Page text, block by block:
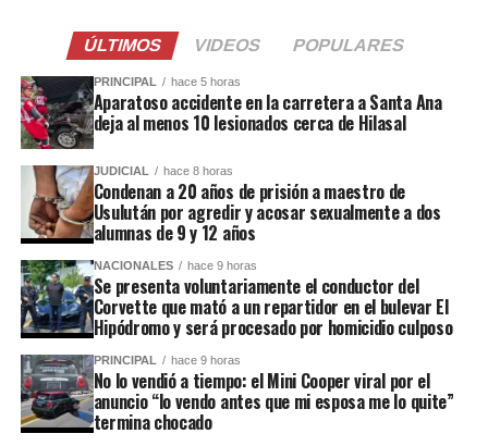
ÚLTIMOS VIDEOS POPULARES
PRINCIPAL hace 5 horas
Aparatoso accidente en la carretera a Santa Ana
deja al menos 10 lesionados cerca de Hilasal
JUDICIAL hace 8 horas
Condenan a 20 años de prisión a maestro de
Usulután por agredir y acosar sexualmente a dos
alumnas de 9 y 12 años
NACIONALES hace 9 horas
Se presenta voluntariamente el conductor del
Corvette que mató a un repartidor en el bulevar El
Hipódromo y será procesado por homicidio culposo
PRINCIPAL hace 9 horas
No lo vendió a tiempo: el Mini Cooper viral por el
anuncio “lo vendo antes que mi esposa me lo quite”
termina chocado